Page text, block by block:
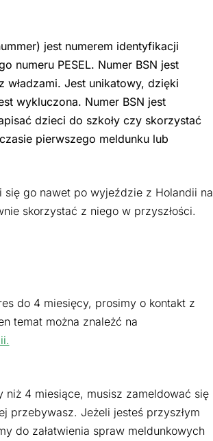
jest numerem identyfikacji
numeru PESEL. Numer BSN jest
Jest unikatowy, dzięki
wykluczona. Numer BSN jest
dzieci do szkoły czy skorzystać
pierwszego meldunku lub
go nawet po wyjeździe z Holandii na
skorzystać z niego w przyszłości.
do 4 miesięcy, prosimy o kontakt z
temat można znależć na
niż 4 miesiące, musisz zameldować się
przebywasz. Jeżeli jesteś przyszłym
do załatwienia spraw meldunkowych